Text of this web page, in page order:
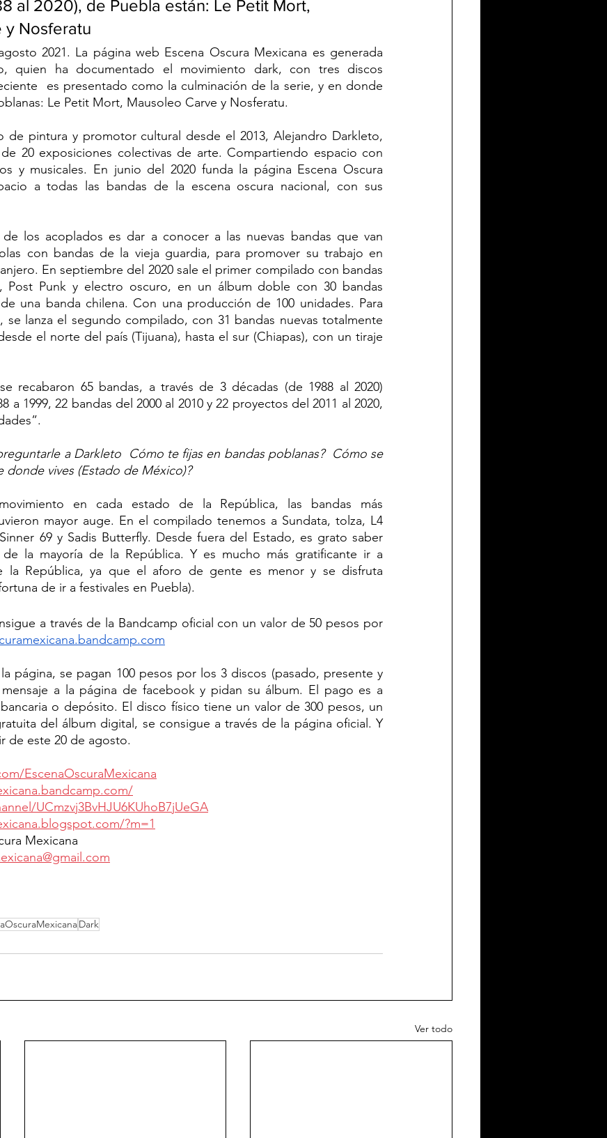
al 2020), de Puebla están: Le Petit Mort,
y Nosferatu
2021. La página web Escena Oscura Mexicana es generada
quien ha documentado el movimiento dark, con tres discos
es presentado como la culminación de la serie, y en donde
Le Petit Mort, Mausoleo Carve y Nosferatu.
de pintura y promotor cultural desde el 2013, Alejandro Darkleto,
20 exposiciones colectivas de arte. Compartiendo espacio con
y musicales. En junio del 2020 funda la página Escena Oscura
a todas las bandas de la escena oscura nacional, con sus
los acoplados es dar a conocer a las nuevas bandas que van
con bandas de la vieja guardia, para promover su trabajo en
En septiembre del 2020 sale el primer compilado con bandas
Post Punk y electro oscuro, en un álbum doble con 30 bandas
una banda chilena. Con una producción de 100 unidades. Para
lanza el segundo compilado, con 31 bandas nuevas totalmente
el norte del país (Tijuana), hasta el sur (Chiapas), con un tiraje
recabaron 65 bandas, a través de 3 décadas (de 1988 al 2020)
a 1999, 22 bandas del 2000 al 2010 y 22 proyectos del 2011 al 2020,
a Darkleto  Cómo te fijas en bandas poblanas?  Cómo se
donde vives (Estado de México)?
en cada estado de la República, las bandas más
mayor auge. En el compilado tenemos a Sundata, tolza, L4
69 y Sadis Butterfly. Desde fuera del Estado, es grato saber
la mayoría de la República. Y es mucho más gratificante ir a
la República, ya que el aforo de gente es menor y se disfruta
de ir a festivales en Puebla).
a través de la Bandcamp oficial con un valor de 50 pesos por
página, se pagan 100 pesos por los 3 discos (pasado, presente y
a la página de facebook y pidan su álbum. El pago es a
o depósito. El disco físico tiene un valor de 300 pesos, un
del álbum digital, se consigue a través de la página oficial. Y
de este 20 de agosto.
EscenaOscuraMexicana
UCmzvj3BvHJU6KUhoB7jUeGA
?m=1
Mexicana
Dark
Ver todo